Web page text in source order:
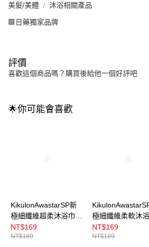
美髮/美體 沐浴相關產品
🟥日藥獨家品牌
評價
喜歡這個商品嗎？購買後給他一個好評吧
🌟你可能會喜歡
KikulonAwastarSP新
極細纖維超柔沐浴巾_
黃
NT$169
NT$189
極細纖維柔軟沐
粉
NT$169
NT$189